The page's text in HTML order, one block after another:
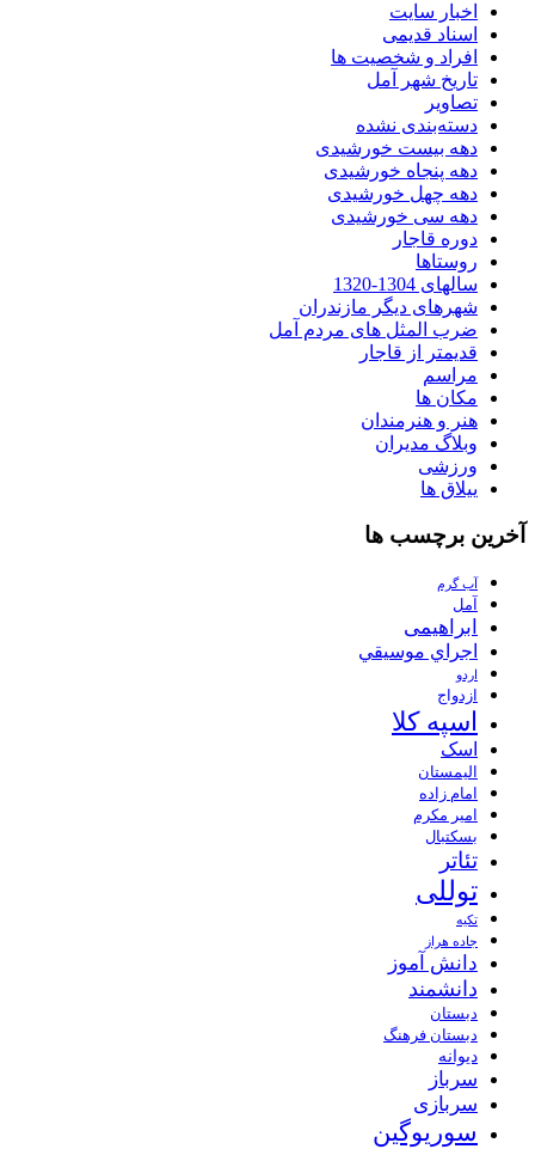
اخبار سایت
اسناد قدیمی
افراد و شخصیت ها
تاریخ شهر آمل
تصاویر
دسته‌بندی نشده
دهه بیست خورشیدی
دهه پنجاه خورشیدی
دهه چهل خورشیدی
دهه سی خورشیدی
دوره قاجار
روستاها
سالهای 1304-1320
شهرهای دیگر مازندران
ضرب المثل های مردم آمل
قدیمتر از قاجار
مراسم
مکان ها
هنر و هنرمندان
وبلاگ مدیران
ورزشی
ییلاق ها
آخرین برچسب ها
آب گرم
آمل
ابراهیمی
اجراي موسيقي
اردو
ازدواج
اسپه کلا
اسک
الیمستان
امام زاده
امیر مکرم
بسکتبال
تئاتر
توللی
تکیه
جاده هراز
دانش آموز
دانشمند
دبستان
دبستان فرهنگ
دیوانه
سرباز
سربازی
سوریوگین